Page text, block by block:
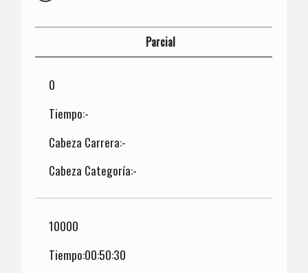
Parcial
0
Tiempo:-
Cabeza Carrera:-
Cabeza Categoría:-
10000
Tiempo:00:50:30